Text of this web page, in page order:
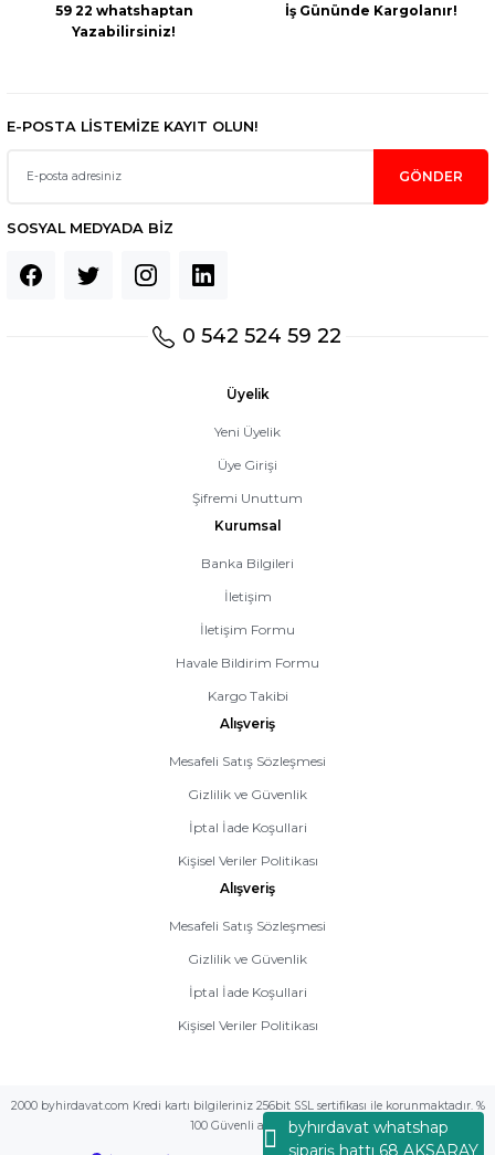
byhırdavat whatshap
sipariş hattı 68 AKSARAY
59 22 whatshaptan
Yazabilirsiniz!
İş Gününde Kargolanır!
E-POSTA LİSTEMİZE KAYIT OLUN!
GÖNDER
SOSYAL MEDYADA BİZ
0 542 524 59 22
Üyelik
Yeni Üyelik
Üye Girişi
Şifremi Unuttum
Kurumsal
Banka Bilgileri
İletişim
İletişim Formu
Havale Bildirim Formu
Kargo Takibi
Alışveriş
Mesafeli Satış Sözleşmesi
Gizlilik ve Güvenlik
İptal İade Koşullari
Kişisel Veriler Politikası
Alışveriş
Mesafeli Satış Sözleşmesi
Gizlilik ve Güvenlik
İptal İade Koşullari
Kişisel Veriler Politikası
2000 byhirdavat.com Kredi kartı bilgileriniz 256bit SSL sertifikası ile korunmaktadır. %
100 Güvenli alış veriş